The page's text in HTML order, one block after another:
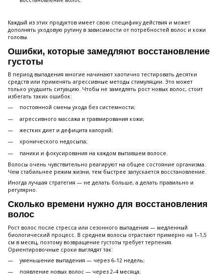
Каждый из этих продуктов имеет свою специфику действия и может
дополнять уходовую рутину в зависимости от потребностей волос и кожи
головы.
Ошибки, которые замедляют восстановление
густоты
В период выпадения многие начинают хаотично тестировать десятки
средств или применять агрессивные методы стимуляции. Это может
только ухудшить ситуацию. Чтобы не замедлять рост новых волос, стоит
избегать таких ошибок:
постоянной смены ухода без системности;
агрессивного массажа и травмирования кожи;
жестких диет и дефицита калорий;
хронического недосыпа;
паники и фокусирования на каждом выпавшем волосе.
Волосы очень чувствительно реагируют на общее состояние организма.
Чем стабильнее режим жизни, тем быстрее запускается восстановление.
Иногда лучшая стратегия — не делать больше, а делать правильно и
регулярно.
Сколько времени нужно для восстановления
волос
Рост волос после стресса или сезонного выпадения — медленный
биологический процесс. В среднем волосы отрастают примерно на 1–1,5
см в месяц, поэтому возвращение густоты требует терпения.
Ориентировочные сроки выглядят так:
уменьшение выпадения — через 6–12 недель;
появление новых волос — через 2–4 месяца;